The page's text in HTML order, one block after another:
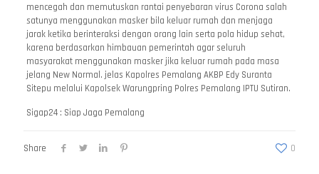
mencegah dan memutuskan rantai penyebaran virus Corona salah
satunya menggunakan masker bila keluar rumah dan menjaga
jarak ketika berinteraksi dengan orang lain serta pola hidup sehat,
karena berdasarkan himbauan pemerintah agar seluruh
masyarakat menggunakan masker jika keluar rumah pada masa
jelang New Normal. jelas Kapolres Pemalang AKBP Edy Suranta
Sitepu melalui Kapolsek Warungpring Polres Pemalang IPTU Sutiran.
Sigap24 : Siap Jaga Pemalang
Share 0